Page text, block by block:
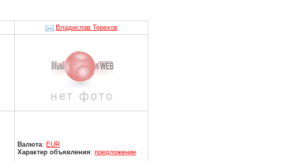
Владислав Терехов
Валюта: EUR
Характер объявления: предложение